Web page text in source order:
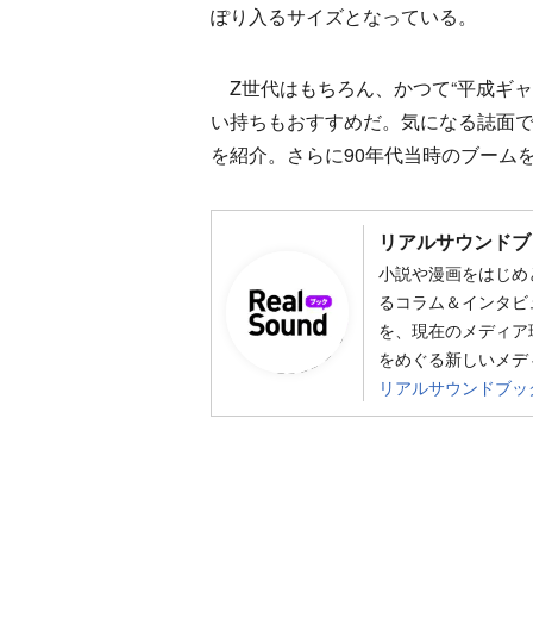
ぽり入るサイズとなっている。
Z世代はもちろん、かつて“平成ギ
い持ちもおすすめだ。気になる誌面
を紹介。さらに90年代当時のブーム
リアルサウンド
小説や漫画をはじ
るコラム＆インタ
を、現在のメディ
をめぐる新しいメ
リアルサウンドブ